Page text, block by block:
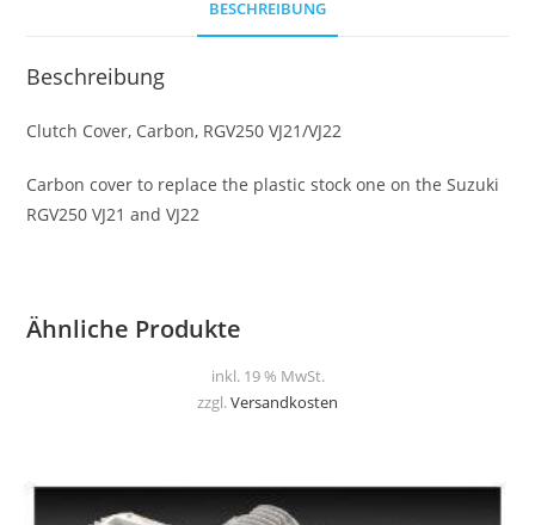
BESCHREIBUNG
Beschreibung
Clutch Cover, Carbon, RGV250 VJ21/VJ22
Carbon cover to replace the plastic stock one on the Suzuki
RGV250 VJ21 and VJ22
Ähnliche Produkte
inkl. 19 % MwSt.
zzgl.Versandkosten